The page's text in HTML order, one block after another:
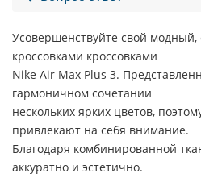
Усовершенствуйте свой модный,
кроссовками кроссовками
Nike Air Max Plus 3.
гармоничном сочетании
нескольких ярких цветов,
привлекают на себя внимание.
Благодаря комбинированной
аккуратно и эстетично.